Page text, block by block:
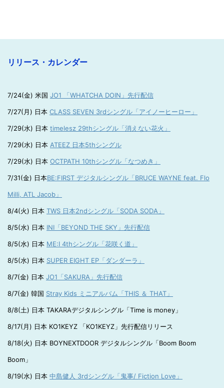
リリース・カレンダー
7/24(金) 米国 JO1 「WHATCHA DOIN」先行配信
7/27(月) 日本 CLASS SEVEN 3rdシングル「アイノーヒーロー」
7/29(水) 日本 timelesz 29thシングル「消えない花火」
7/29(水) 日本 ATEEZ 日本5thシングル
7/29(水) 日本 OCTPATH 10thシングル「なつめき」
7/31(金) 日本BE:FIRST デジタルシングル「BRUCE WAYNE feat. Flo
Milli, ATL Jacob」
8/4(火) 日本 TWS 日本2ndシングル「SODA SODA」
8/5(水) 日本 INI「BEYOND THE SKY」先行配信
8/5(水) 日本 ME:I 4thシングル「花咲く道」
8/5(水) 日本 SUPER EIGHT EP「ダンダーラ」
8/7(金) 日本 JO1「SAKURA」先行配信
8/7(金) 韓国 Stray Kids ミニアルバム「THIS ＆ THAT」
8/8(土) 日本 TAKARAデジタルシングル「Time is money」
8/17(月) 日本 KO1KEYZ 「KO1KEYZ」先行配信リリース
8/18(火) 日本 BOYNEXTDOOR デジタルシングル「Boom Boom
Boom」
8/19(水) 日本 中島健人 3rdシングル「鬼事/ Fiction Love」